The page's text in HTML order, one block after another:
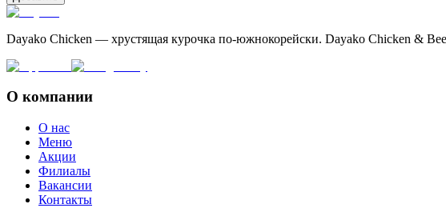
Dayako Chicken — хрустящая курочка по-южнокорейски. Dayako Chicken &
О компании
О нас
Меню
Акции
Филиалы
Вакансии
Контакты